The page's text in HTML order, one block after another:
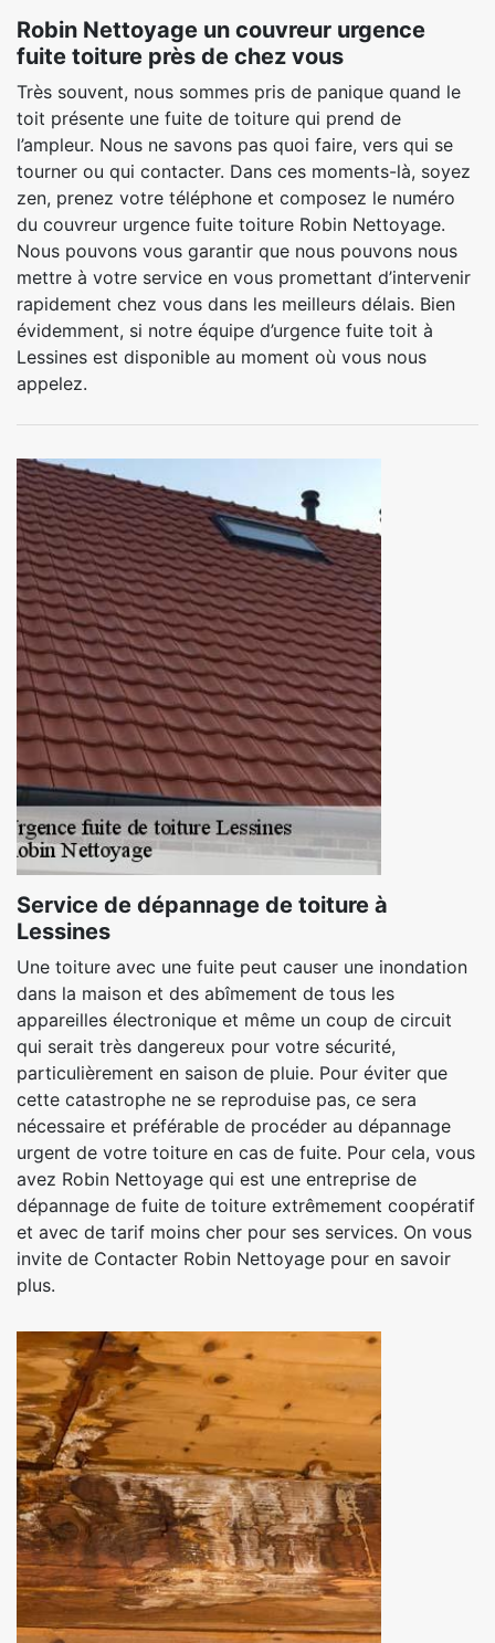
Robin Nettoyage un couvreur urgence
fuite toiture près de chez vous
Très souvent, nous sommes pris de panique quand le
toit présente une fuite de toiture qui prend de
l’ampleur. Nous ne savons pas quoi faire, vers qui se
tourner ou qui contacter. Dans ces moments-là, soyez
zen, prenez votre téléphone et composez le numéro
du couvreur urgence fuite toiture Robin Nettoyage.
Nous pouvons vous garantir que nous pouvons nous
mettre à votre service en vous promettant d’intervenir
rapidement chez vous dans les meilleurs délais. Bien
évidemment, si notre équipe d’urgence fuite toit à
Lessines est disponible au moment où vous nous
appelez.
Service de dépannage de toiture à
Lessines
Une toiture avec une fuite peut causer une inondation
dans la maison et des abîmement de tous les
appareilles électronique et même un coup de circuit
qui serait très dangereux pour votre sécurité,
particulièrement en saison de pluie. Pour éviter que
cette catastrophe ne se reproduise pas, ce sera
nécessaire et préférable de procéder au dépannage
urgent de votre toiture en cas de fuite. Pour cela, vous
avez Robin Nettoyage qui est une entreprise de
dépannage de fuite de toiture extrêmement coopératif
et avec de tarif moins cher pour ses services. On vous
invite de Contacter Robin Nettoyage pour en savoir
plus.